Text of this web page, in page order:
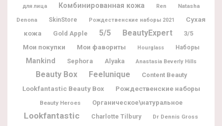
для лица Комбинированная кожа Ren
Natasha
Denona
SkinStore Рождественские наборы 2021
Сухая
кожа
Gold Apple 5/5 BeautyExpert 3/5
Мои покупки Мои фавориты Hourglass Наборы
Mankind Sephora Alyaka Anastasia Beverly Hills
Beauty Box Feelunique Content Beauty
Lookfantastic Beauty Box Рождественские наборы
Beauty Heroes Органическое\натуральное
Lookfantastic Charlotte Tilbury
Dr Dennis Gross